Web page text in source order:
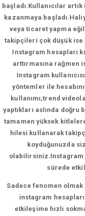
başladı.Kullanıcılar
kazanmaya
veya ticaret yapma
takipçileri çok düşük
Instagram hesapları
arttırmasına
Instagram
yöntemler ile
kullanımı,trend
yaptıkları aslında doğru
tamamen yüksek
hilesi kullanarak
koyduğunuzda
olabilirsiniz.Instagram
sürede
Sadece fenomen
instagram
etkileşime hızlı